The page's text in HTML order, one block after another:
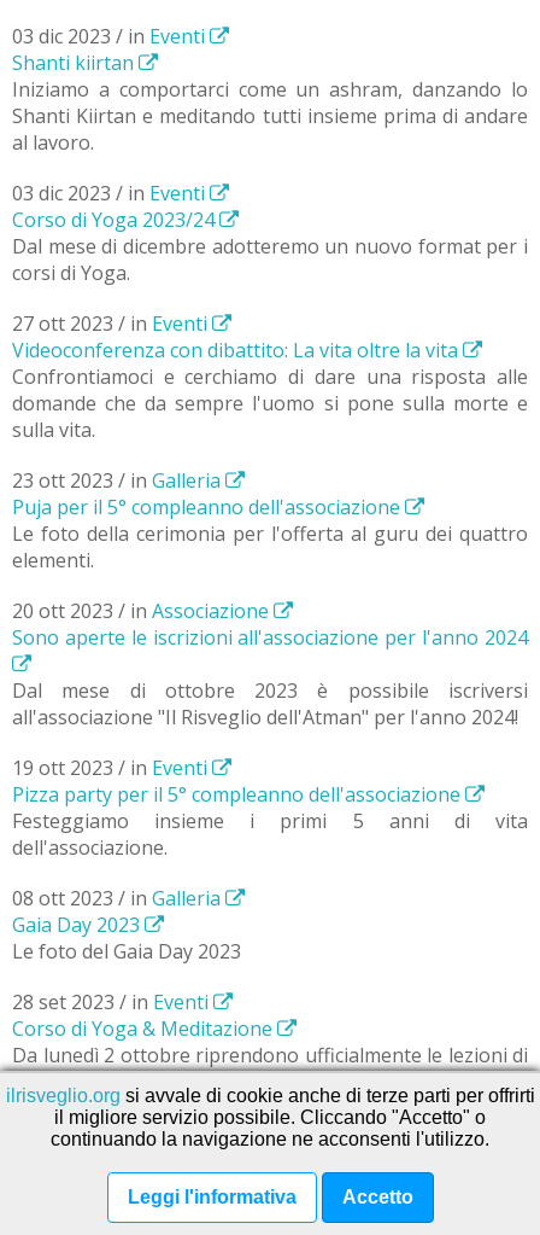
03 dic 2023 / in Eventi
Shanti kiirtan
Iniziamo a comportarci come un ashram, danzando lo
Shanti Kiirtan e meditando tutti insieme prima di andare
al lavoro.
03 dic 2023 / in Eventi
Corso di Yoga 2023/24
Dal mese di dicembre adotteremo un nuovo format per i
corsi di Yoga.
27 ott 2023 / in Eventi
Videoconferenza con dibattito: La vita oltre la vita
Confrontiamoci e cerchiamo di dare una risposta alle
domande che da sempre l'uomo si pone sulla morte e
sulla vita.
23 ott 2023 / in Galleria
Puja per il 5° compleanno dell'associazione
Le foto della cerimonia per l'offerta al guru dei quattro
elementi.
20 ott 2023 / in Associazione
Sono aperte le iscrizioni all'associazione per l'anno 2024
Dal mese di ottobre 2023 è possibile iscriversi
all'associazione "Il Risveglio dell'Atman" per l'anno 2024!
19 ott 2023 / in Eventi
Pizza party per il 5° compleanno dell'associazione
Festeggiamo insieme i primi 5 anni di vita
dell'associazione.
08 ott 2023 / in Galleria
Gaia Day 2023
Le foto del Gaia Day 2023
28 set 2023 / in Eventi
Corso di Yoga & Meditazione
Da lunedì 2 ottobre riprendono ufficialmente le lezioni di
Yoga & Meditazione in sede per l'anno 2023/24.
22 set 2023 / inEventi
L'evento, causa maltempo, è stato rimandato di una
settimana al 1° ottobre 2023
ilrisveglio.org si avvale di cookie anche di terze parti per offrirti
il migliore servizio possibile. Cliccando "Accetto" o
continuando la navigazione ne acconsenti l'utilizzo.
Leggi l'informativa Accetto